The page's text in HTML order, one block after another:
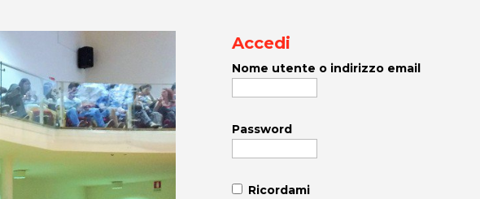
Accedi
Nome utente o indirizzo email
Password
Ricordami